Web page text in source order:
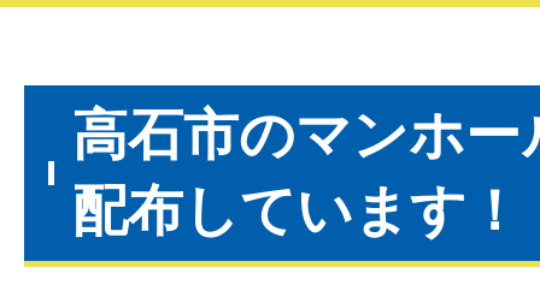
高石市のマンホ
配布しています！